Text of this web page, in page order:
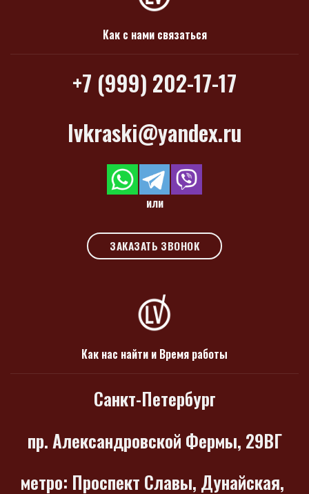
Как с нами связаться
+7 (999) 202-17-17
lvkraski@yandex.ru
или
ЗАКАЗАТЬ ЗВОНОК
Как нас найти и Время работы
Санкт-Петербург
пр. Александровской Фермы, 29ВГ
метро: Проспект Славы, Дунайская,